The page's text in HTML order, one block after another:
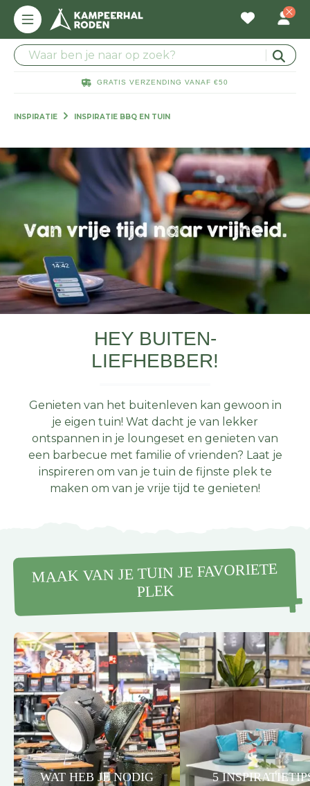
GRATIS VERZENDING VANAF €50
INSPIRATIE INSPIRATIE BBQ EN TUIN
HEY BUITEN-
LIEFHEBBER!
Genieten van het buitenleven kan gewoon in
je eigen tuin! Wat dacht je van lekker
ontspannen in je loungeset en genieten van
een barbecue met familie of vrienden? Laat je
inspireren om van je tuin de fijnste plek te
maken om van je vrije tijd te genieten!
MAAK VAN JE TUIN JE FAVORIETE
PLEK
WAT HEB JE NODIG
5